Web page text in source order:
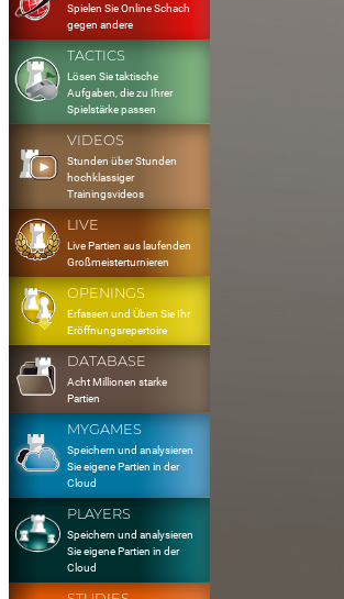
Spielen Sie Online Schach
gegen andere
TACTICS
Lösen Sie taktische
Aufgaben, die zu Ihrer
Spielstärke passen
VIDEOS
Stunden über Stunden
hochklassiger
Trainingsvideos
LIVE
Live Partien aus laufenden
Großmeisterturnieren
OPENINGS
Erfassen und Üben Sie Ihr
Eröffnungsrepertoire
DATABASE
Acht Millionen starke
Partien
MYGAMES
Speichern und analysieren
Sie eigene Partien in der
Cloud
PLAYERS
Speichern und analysieren
Sie eigene Partien in der
Cloud